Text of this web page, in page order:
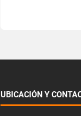
UBICACIÓN Y